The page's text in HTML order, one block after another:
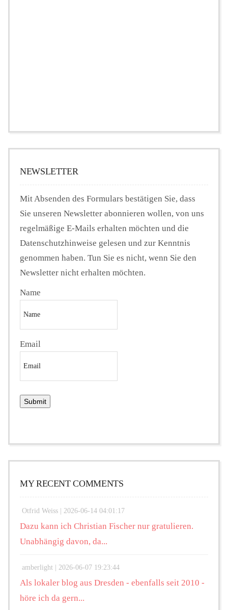
NEWSLETTER
Mit Absenden des Formulars bestätigen Sie, dass
Sie unseren Newsletter abonnieren wollen, von uns
regelmäßige E-Mails erhalten möchten und die
Datenschutzhinweise gelesen und zur Kenntnis
genommen haben. Tun Sie es nicht, wenn Sie den
Newsletter nicht erhalten möchten.
Name
Email
MY RECENT COMMENTS
Otfrid Weiss | 2026-06-14 04:01:17
Dazu kann ich Christian Fischer nur gratulieren.
Unabhängig davon, da...
amberlight | 2026-06-07 19:23:44
Als lokaler blog aus Dresden - ebenfalls seit 2010 -
höre ich da gern...